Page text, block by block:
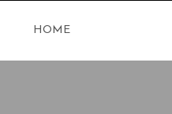
HOME